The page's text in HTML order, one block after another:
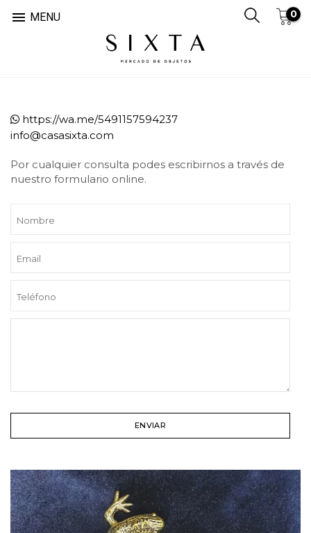
 MENU 0
https://wa.me/5491157594237
info@casasixta.com
Por cualquier consulta podes escribirnos a través de
nuestro formulario online.